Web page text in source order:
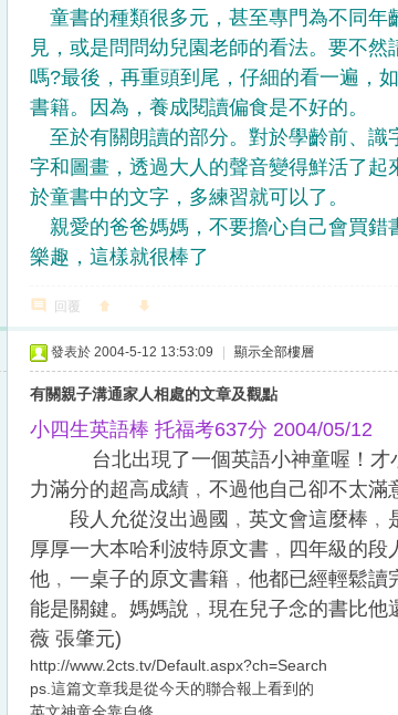
童書的種類很多元，甚至專門為不同年
見，或是問問幼兒園老師的看法。要不
嗎?最後，再重頭到尾，仔細的看一遍，
書籍。因為，養成閱讀偏食是不好的。
至於有關朗讀的部分。對於學齡前、識
字和圖畫，透過大人的聲音變得鮮活了
於童書中的文字，多練習就可以了。
親愛的爸爸媽媽，不要擔心自己會買錯
樂趣，這樣就很棒了
回覆
發表於 2004-5-12 13:53:09 顯示全部樓層
有關親子溝通家人相處的文章及觀點
小四生英語棒 托福考637分 2004/05/12
台北出現了一個英語小神童喔！才小
力滿分的超高成績﹐不過他自己卻不太滿
段人允從沒出過國﹐英文會這麼棒﹐是
厚厚一大本哈利波特原文書﹐四年級的
他﹐一桌子的原文書籍﹐他都已經輕鬆
能是關鍵。媽媽說﹐現在兒子念的書比
薇 張肇元)
http://www.2cts.tv/Default.aspx?ch=Search
ps.這篇文章我是從今天的聯合報上看到的